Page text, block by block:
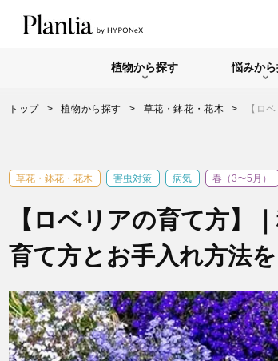
植物から探す 悩みか
トップ 植物から探す 草花・鉢花・花木 【ロ
草花・鉢花・花木 害虫対策 病気 春（3〜5月）
【ロベリアの育て方】
育て方とお手入れ方法